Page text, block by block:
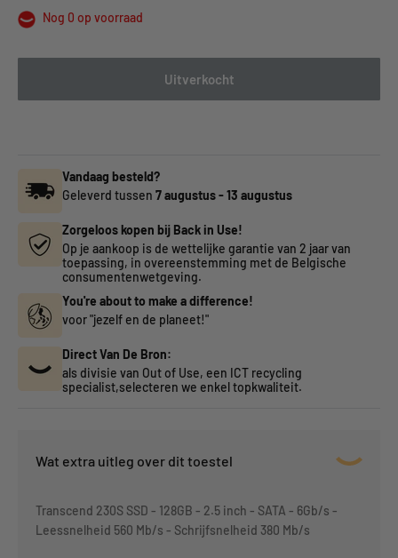
Nog 0 op voorraad
Uitverkocht
Vandaag besteld?
Geleverd tussen 7 augustus-13 augustus
Zorgeloos kopen bij Back in Use!
Op je aankoop is de wettelijke garantie van 2 jaar van
toepassing, in overeenstemming met de Belgische
consumentenwetgeving.
You're about to make a difference!
voor "jezelf en de planeet!"
Direct Van De Bron:
als divisie van Out of Use, een ICT recycling
specialist,selecteren we enkel topkwaliteit.
Wat extra uitleg over dit toestel
Transcend 230S SSD - 128GB - 2.5 inch - SATA - 6Gb/s -
Leessnelheid 560 Mb/s - Schrijfsnelheid 380 Mb/s